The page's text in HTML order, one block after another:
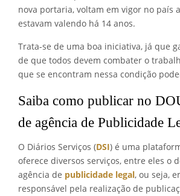
nova portaria, voltam em vigor no país
estavam valendo há 14 anos.
Trata-se de uma boa iniciativa, já que
de que todos devem combater o
que se encontram nessa condição
Saiba como publicar no
de agência de Publicidade
O Diários Serviços (DSI) é uma
oferece diversos serviços, entre eles o
agência de publicidade legal, ou seja,
responsável pela realização de